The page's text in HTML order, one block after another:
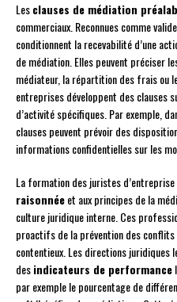
Lesclauses de médiation
commerciaux. Reconnues comme
conditionnent la recevabilité d’une
de médiation. Elles peuvent préciser
médiateur, la répartition des frais ou
entreprises développent des clauses
d’activité spécifiques. Par exemple,
clauses peuvent prévoir des
informations confidentielles sur les
La formation des juristes d’entreprise
raisonnéeet aux principes de la
culture juridique interne. Ces
proactifs de la prévention des
contentieux. Les directions juridiques
desindicateurs de performance
par exemple le pourcentage de